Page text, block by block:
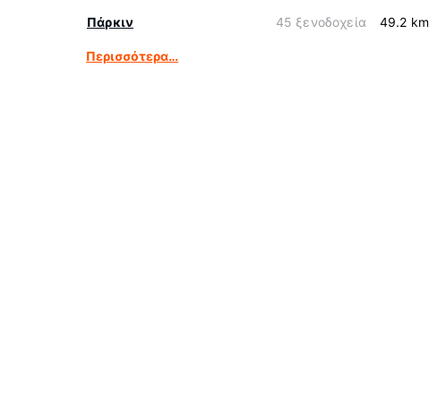
Πάρκιν 45 ξενοδοχεία 49.2 km
Περισσότερα…